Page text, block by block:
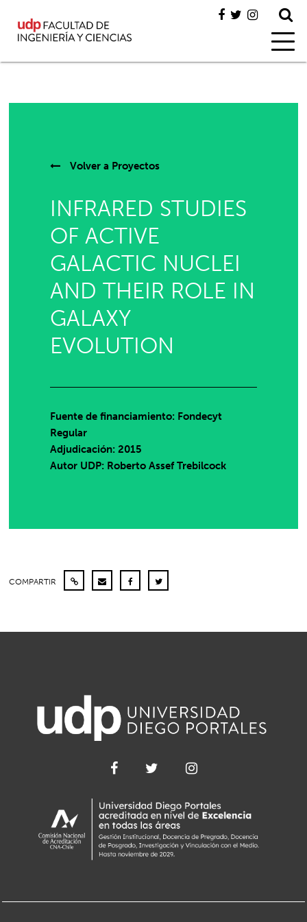
Volver a Proyectos
INFRARED STUDIES
OF ACTIVE
GALACTIC NUCLEI
AND THEIR ROLE IN
GALAXY
EVOLUTION
Fuente de financiamiento: Fondecyt
Regular
Adjudicación: 2015
Autor UDP: Roberto Assef Trebilcock
COMPARTIR